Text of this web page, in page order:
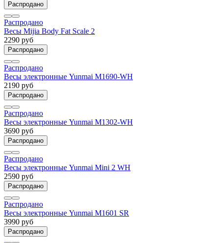
Распродано
Распродано
Весы Mijia Body Fat Scale 2
2290 руб
Распродано
Распродано
Весы электронные Yunmai M1690-WH
2190 руб
Распродано
Распродано
Весы электронные Yunmai M1302-WH
3690 руб
Распродано
Распродано
Весы электронные Yunmai Mini 2 WH
2590 руб
Распродано
Распродано
Весы электронные Yunmai M1601 SR
3990 руб
Распродано